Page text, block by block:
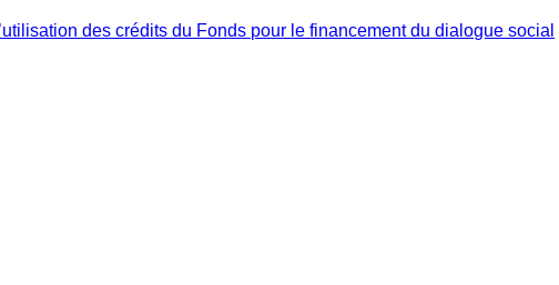
des crédits du Fonds pour le financement du dialogue social